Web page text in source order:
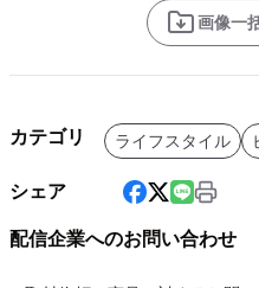
画像一
カテゴリ ライフスタイル
シェア
配信企業へのお問い合わせ